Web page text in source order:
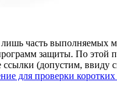
лишь часть
защиты. По этой
(допустим, ввиду
для проверки